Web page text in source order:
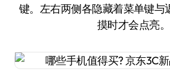
键。左右两侧各隐藏着菜单键与
摸时才会点亮。